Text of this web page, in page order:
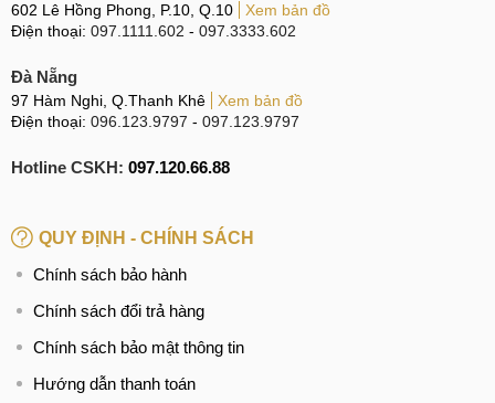
602 Lê Hồng Phong, P.10, Q.10
Xem bản đồ
Điện thoại: 097.1111.602 - 097.3333.602
Đà Nẵng
97 Hàm Nghi, Q.Thanh Khê
Xem bản đồ
Điện thoại: 096.123.9797 - 097.123.9797
Hotline CSKH: 097.120.66.88
QUY ĐỊNH - CHÍNH SÁCH
Chính sách bảo hành
Chính sách đổi trả hàng
Chính sách bảo mật thông tin
Hướng dẫn thanh toán